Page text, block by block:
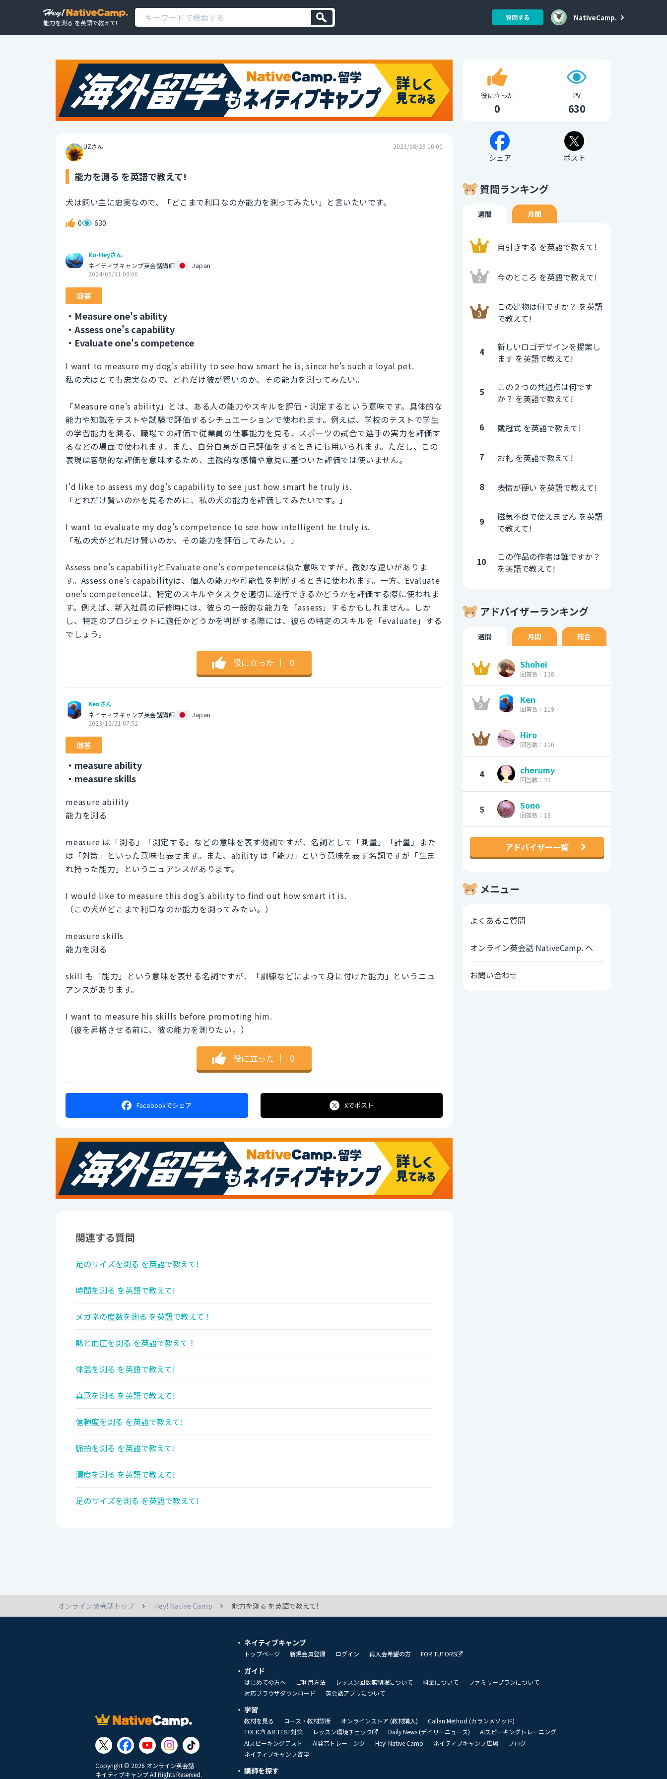
能力を測る を英語で教えて!
質問する NativeCamp.
UZさん 2023/08/29 10:00
能力を測る を英語で教えて!
犬は飼い主に忠実なので、「どこまで利口なのか能力を測ってみたい」と言いたいです。
0 630
Ko-Heyさん
ネイティブキャンプ英会話講師
Japan
2024/05/31 00:00
回答
・Measure one's ability
・Assess one's capability
・Evaluate one's competence
I want to measure my dog's ability to see how smart he is, since he's such a loyal pet.
私の犬はとても忠実なので、どれだけ彼が賢いのか、その能力を測ってみたい。
「Measure one's ability」とは、ある人の能力やスキルを評価・測定するという意味です。具体的な
能力や知識をテストや試験で評価するシチュエーションで使われます。例えば、学校のテストで学生
の学習能力を測る、職場での評価で従業員の仕事能力を見る、スポーツの試合で選手の実力を評価す
るなどの場面で使われます。また、自分自身が自己評価をするときにも用いられます。ただし、この
表現は客観的な評価を意味するため、主観的な感情や意見に基づいた評価では使いません。
I'd like to assess my dog's capability to see just how smart he truly is.
「どれだけ賢いのかを見るために、私の犬の能力を評価してみたいです。」
I want to evaluate my dog's competence to see how intelligent he truly is.
「私の犬がどれだけ賢いのか、その能力を評価してみたい。」
Assess one's capabilityとEvaluate one's competenceは似た意味ですが、微妙な違いがありま
す。Assess one's capabilityは、個人の能力や可能性を判断するときに使われます。一方、Evaluate
one's competenceは、特定のスキルやタスクを適切に遂行できるかどうかを評価する際に使われま
す。例えば、新入社員の研修時には、彼らの一般的な能力を「assess」するかもしれません。しか
し、特定のプロジェクトに適任かどうかを判断する際には、彼らの特定のスキルを「evaluate」する
でしょう。
役に立った ｜ 0
Kenさん
ネイティブキャンプ英会話講師
Japan
2023/12/21 07:52
回答
・measure ability
・measure skills
measure ability
能力を測る
measure は「測る」「測定する」などの意味を表す動詞ですが、名詞として「測量」「計量」また
は「対策」といった意味も表せます。また、ability は「能力」という意味を表す名詞ですが「生ま
れ持った能力」というニュアンスがあります。
I would like to measure this dog's ability to find out how smart it is.
（この犬がどこまで利口なのか能力を測ってみたい。）
measure skills
能力を測る
skill も「能力」という意味を表せる名詞ですが、「訓練などによって身に付けた能力」というニュ
アンスがあります。
I want to measure his skills before promoting him.
（彼を昇格させる前に、彼の能力を測りたい。）
役に立った ｜ 0
Facebookでシェア Xでポスト
関連する質問
足のサイズを測る を英語で教えて!
時間を測る を英語で教えて!
メガネの度数を測る を英語で教えて！
熱と血圧を測る を英語で教えて！
体温を測る を英語で教えて!
真意を測る を英語で教えて!
信頼度を測る を英語で教えて!
脈拍を測る を英語で教えて!
濃度を測る を英語で教えて!
足のサイズを測る を英語で教えて!
役に立った
0
PV
630
シェア ポスト
質問ランキング
週間 月間
自引きする を英語で教えて!
今のところ を英語で教えて!
この建物は何ですか？ を英語
で教えて!
4
新しいロゴデザインを提案し
ます を英語で教えて!
5
この２つの共通点は何です
か？ を英語で教えて!
6 戴冠式 を英語で教えて!
7 お札 を英語で教えて!
8 表情が硬い を英語で教えて!
9
磁気不良で使えません を英語
で教えて!
10
この作品の作者は誰ですか？
を英語で教えて!
アドバイザーランキング
週間 月間 総合
Shohei
回答数：138
Ken
回答数：119
Hiro
回答数：110
4 cherumy
回答数：22
5 Sono
回答数：18
アドバイザー一覧
メニュー
よくあるご質問
オンライン英会話 NativeCamp. へ
お問い合わせ
オンライン英会話トップ Hey! Native Camp 能力を測る を英語で教えて!
Copyright © 2026 オンライン英会話
ネイティブキャンプ All Rights Reserved.
ネイティブキャンプ
トップページ 新規会員登録 ログイン 再入会希望の方 FOR TUTORS
ガイド
はじめての方へ ご利用方法 レッスン回数無制限について 料金について
ファミリープランについて
対応ブラウザダウンロード
英会話アプリについて
学習
教材を見る コース・教材診断 オンラインストア (教材購入)
Callan Method (カランメソッド)
TOEIC®L&R TEST対策
レッスン環境チェック Daily News (デイリーニュース)
AIスピーキングトレーニング
AIスピーキングテスト
AI発音トレーニング Hey! Native Camp ネイティブキャンプ広場
ブログ
ネイティブキャンプ留学
講師を探す